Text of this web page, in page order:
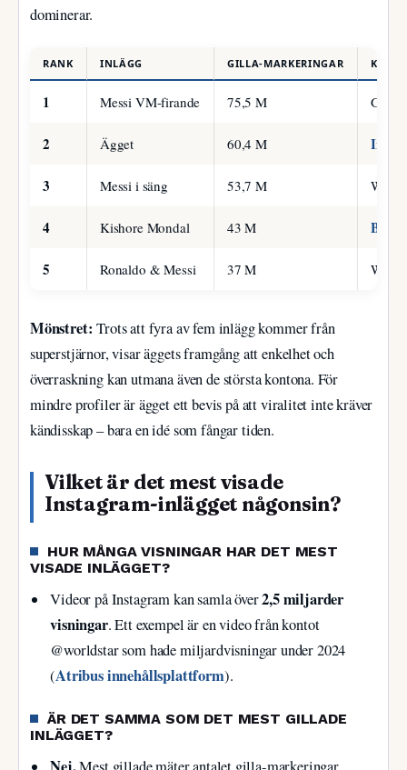
dominerar.
RANK INLÄGG GILLA-MARKERINGAR KÄLLA
1 Messi VM-firande 75,5 M
2 Ägget 60,4 M
3 Messi i säng 53,7 M
4 Kishore Mondal 43 M
5 Ronaldo & Messi 37 M
Mönstret: Trots att fyra av fem inlägg kommer från
superstjärnor, visar äggets framgång att enkelhet och
överraskning kan utmana även de största kontona. För
mindre profiler är ägget ett bevis på att viralitet inte kräver
kändisskap – bara en idé som fångar tiden.
Vilket är det mest visade
Instagram-inlägget någonsin?
HUR MÅNGA VISNINGAR HAR DET MEST
VISADE INLÄGGET?
Videor på Instagram kan samla över2,5 miljarder
visningar. Ett exempel är en video från kontot
@worldstar som hade miljardvisningar under 2024
(Atribus innehållsplattform).
ÄR DET SAMMA SOM DET MEST GILLADE
INLÄGGET?
Mest gillade mäter antalet gilla-markeringar,